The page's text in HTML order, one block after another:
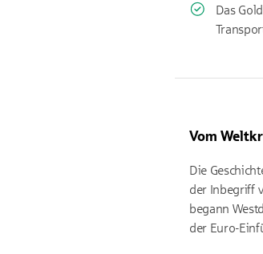
Das
Vom
Die
der Inbegriff
begann
der Euro-